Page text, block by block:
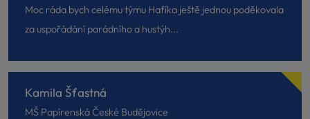
Moc ráda bych celému týmu Hafíka ještě jednou poděkovala
za uspořádání parádního a hustýh...
Kamila Šťastná
MŠ Papírenská České Budějovice